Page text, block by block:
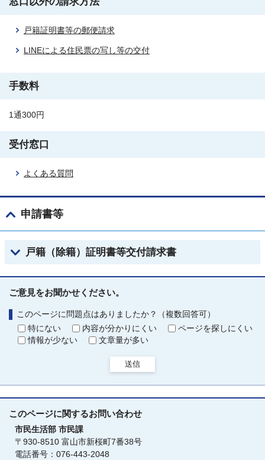
戸籍証明書等の郵便請求
LINEによる住民票の写し等の交付
手数料
1通300円
受付窓口
よくある質問
申請書等
戸籍（除籍）証明書等交付請求書
ご意見をお聞かせください。
このページに問題点はありましたか？（複数回答可）
特にない
内容が分かりにくい
ページを探しにくい
情報が少ない
文章量が多い
送信
このページに関するお問い合わせ
市民生活部 市民課
〒930-8510 富山市新桜町7番38号
電話番号：076-443-2048